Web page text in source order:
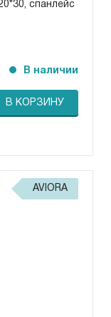
спанлейс
В наличии
В КОРЗИНУ
AVIORA